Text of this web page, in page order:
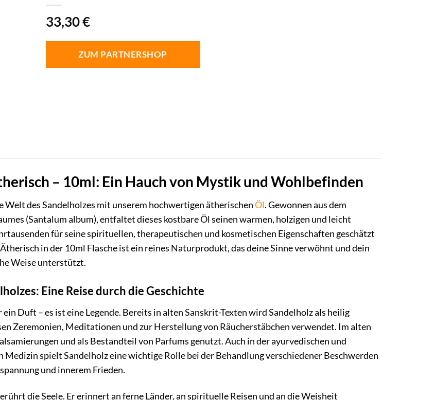
33,30€
ZUM PARTNERSHOP
– 10ml: Ein Hauch von Mystik und Wohlbefinden
Welt des Sandelholzes mit unserem hochwertigen ätherischenÖl. Gewonnen aus dem
(Santalum album), entfaltet dieses kostbare Öl seinen warmen, holzigen und leicht
für seine spirituellen, therapeutischen und kosmetischen Eigenschaften geschätzt
in der 10ml Flasche ist ein reines Naturprodukt, das deine Sinne verwöhnt und dein
Weise unterstützt.
Eine Reise durch die Geschichte
Duft – es ist eine Legende. Bereits in alten Sanskrit-Texten wird Sandelholz als heilig
Zeremonien, Meditationen und zur Herstellung von Räucherstäbchen verwendet. Im alten
und als Bestandteil von Parfums genutzt. Auch in der ayurvedischen und
spielt Sandelholz eine wichtige Rolle bei der Behandlung verschiedener Beschwerden
und innerem Frieden.
die Seele. Er erinnert an ferne Länder, an spirituelle Reisen und an die Weisheit